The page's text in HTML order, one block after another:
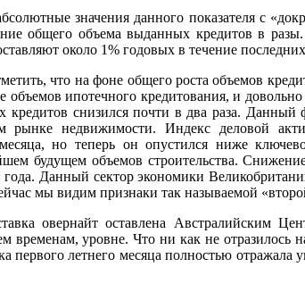
значения данного показателя с
общего объема выданных кредитов в
около 1% годовых в течение
что на фоне общего роста объемов
объемов ипотечного кредитования, и
кредитов снизился почти в два раза. Данный
рынке недвижимости. Индекс деловой
но теперь он опустился ниже
будущем объемов строительства.
Данный сектор экономики
мы видим признаки так называемой
овернайт оставлена Австралийским
уровне. Что ни как не отразилось
первого летнего месяца полностью отражала